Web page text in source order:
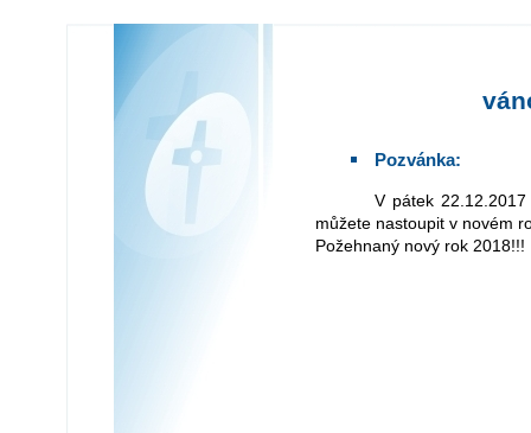
Pozvánka:
V pátek 22.12.2017 se domov bude uzavírat v 16 hodin a opět
můžete nastoupit v novém
Požehnaný nový rok 2018!!!